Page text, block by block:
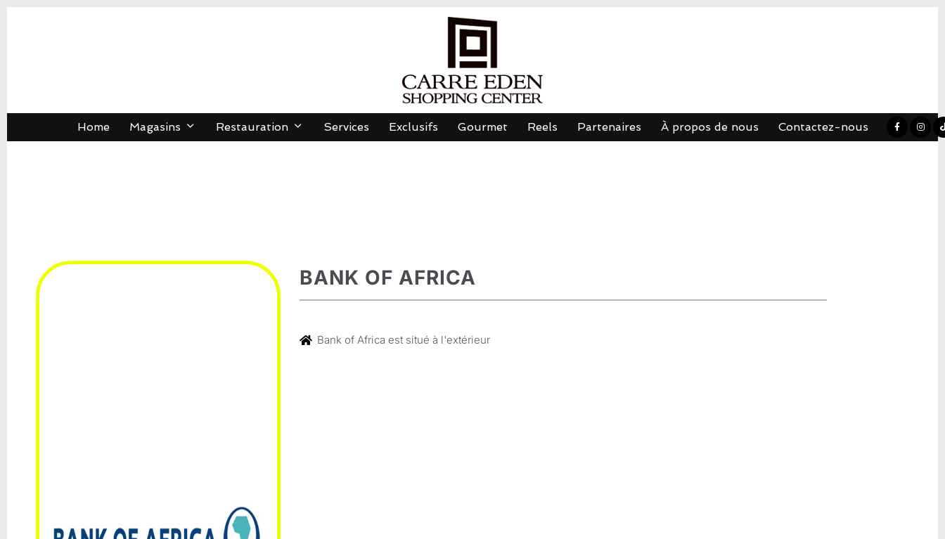
Home Magasins Restauration Services Exclusifs Gourmet Reels Partenaires À propos de nous Contactez-nous
BANK OF AFRICA
Bank of Africa est situé à l'extérieur